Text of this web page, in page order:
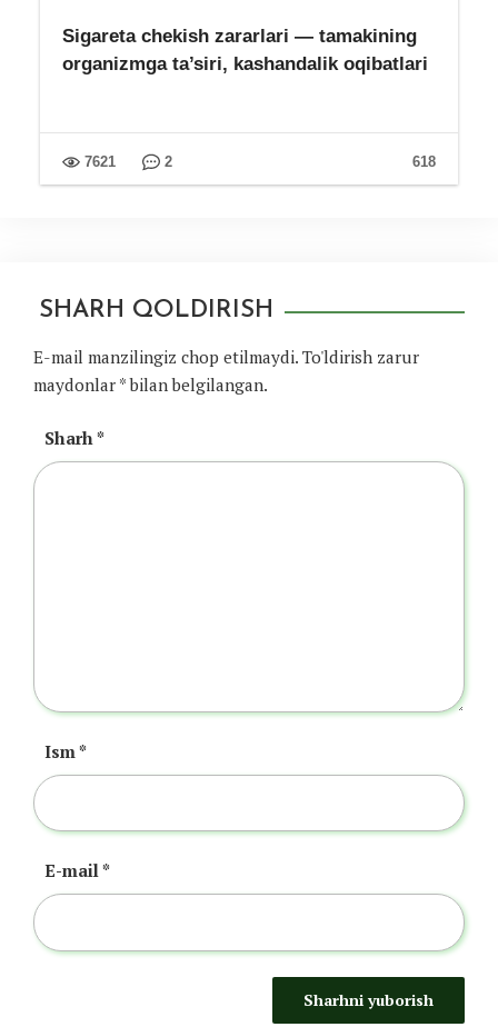
Sigareta chekish zararlari — tamakining
organizmga ta’siri, kashandalik oqibatlari
618
7621 2
SHARH QOLDIRISH
E-mail manzilingiz chop etilmaydi. To'ldirish zarur
maydonlar *bilan belgilangan.
Sharh*
Ism*
E-mail*